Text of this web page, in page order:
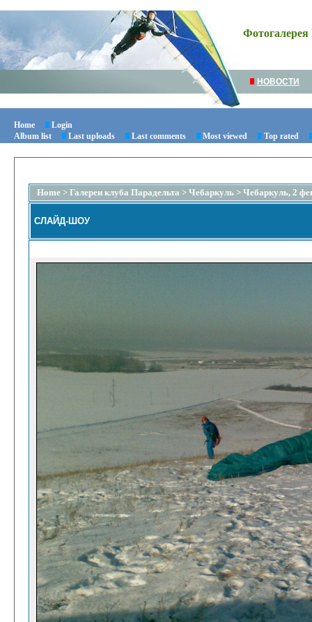
Фотогалерея
НОВОСТИ
Home
Login
Album list
Last uploads Last comments Most viewed Top rated
Home > Галереи клуба Парадельта > Чебаркуль > Чебаркуль, 2
СЛАЙД-ШОУ